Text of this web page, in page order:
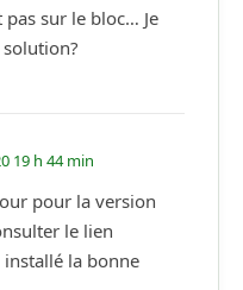
pas sur le bloc… Je
19 h 44 min
pour la version
le lien
la bonne